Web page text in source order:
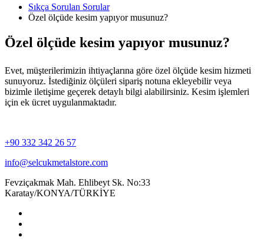
Sıkça Sorulan Sorular
Özel ölçüde kesim yapıyor musunuz?
Özel ölçüde kesim yapıyor musunuz?
Evet, müşterilerimizin ihtiyaçlarına göre özel ölçüde kesim hizmeti
sunuyoruz. İstediğiniz ölçüleri sipariş notuna ekleyebilir veya
bizimle iletişime geçerek detaylı bilgi alabilirsiniz. Kesim işlemleri
için ek ücret uygulanmaktadır.
+90 332 342 26 57
info@selcukmetalstore.com
Fevziçakmak Mah. Ehlibeyt Sk. No:33
Karatay/KONYA/TÜRKİYE